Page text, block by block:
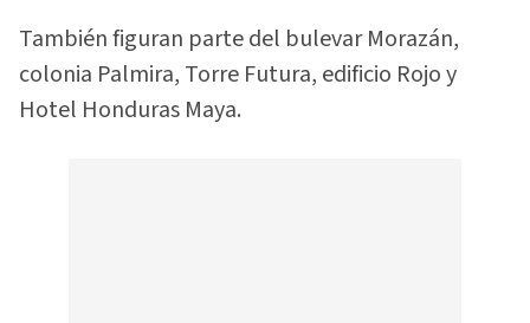
También figuran parte del bulevar Morazán,
colonia Palmira, Torre Futura, edificio Rojo y
Hotel Honduras Maya.